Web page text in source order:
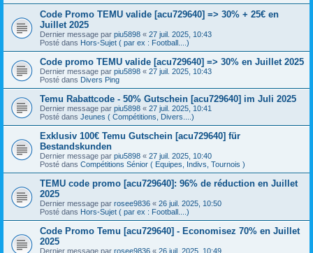
Code Promo TEMU valide [acu729640] => 30% + 25€ en
Juillet 2025
Dernier message par piu5898 « 27 juil. 2025, 10:43
Posté dans Hors-Sujet ( par ex : Football....)
Code promo TEMU valide [acu729640] => 30% en Juillet 2025
Dernier message par piu5898 « 27 juil. 2025, 10:43
Posté dans Divers Ping
Temu Rabattcode - 50% Gutschein [acu729640] im Juli 2025
Dernier message par piu5898 « 27 juil. 2025, 10:41
Posté dans Jeunes ( Compétitions, Divers....)
Exklusiv 100€ Temu Gutschein [acu729640] für
Bestandskunden
Dernier message par piu5898 « 27 juil. 2025, 10:40
Posté dans Compétitions Sénior ( Equipes, Indivs, Tournois )
TEMU code promo [acu729640]: 96% de réduction en Juillet
2025
Dernier message par rosee9836 « 26 juil. 2025, 10:50
Posté dans Hors-Sujet ( par ex : Football....)
Code Promo Temu [acu729640] - Economisez 70% en Juillet
2025
Dernier message par rosee9836 « 26 juil. 2025, 10:49